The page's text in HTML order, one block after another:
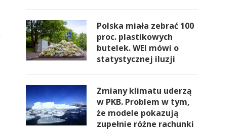
Polska miała zebrać 100
proc. plastikowych
butelek. WEI mówi o
statystycznej iluzji
Zmiany klimatu uderzą
w PKB. Problem w tym,
że modele pokazują
zupełnie różne rachunki